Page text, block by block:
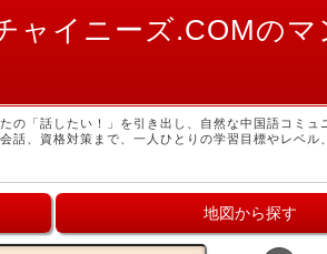
ャイニーズ.COMの
の「話したい！」を引き出し、自然な中国語コミ
話、資格対策まで、一人ひとりの学習目標やレベ
地図から探す